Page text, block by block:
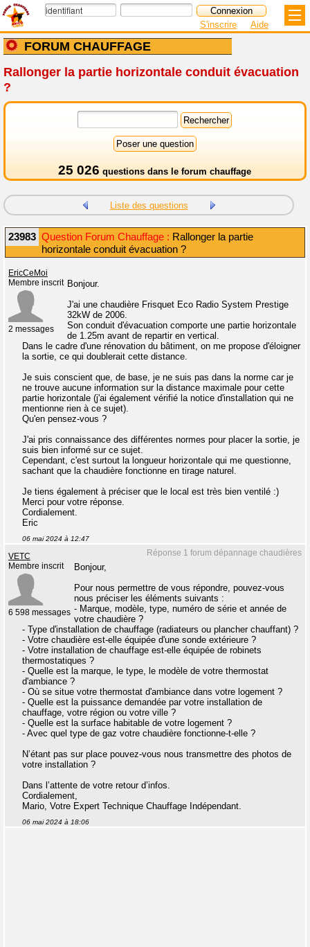
FORUM CHAUFFAGE
S'inscrire Aide
Rallonger la partie horizontale conduit évacuation
?
25 026 questions dans le forum chauffage
Liste des questions
23983 Question Forum Chauffage : Rallonger la partie
horizontale conduit évacuation ?
EricCeMoi
Membre inscrit
2 messages
Bonjour.
J'ai une chaudière Frisquet Eco Radio System Prestige
32kW de 2006.
Son conduit d'évacuation comporte une partie horizontale
de 1.25m avant de repartir en vertical.
Dans le cadre d'une rénovation du bâtiment, on me propose d'éloigner
la sortie, ce qui doublerait cette distance.
Je suis conscient que, de base, je ne suis pas dans la norme car je
ne trouve aucune information sur la distance maximale pour cette
partie horizontale (j'ai également vérifié la notice d'installation qui ne
mentionne rien à ce sujet).
Qu'en pensez-vous ?
J'ai pris connaissance des différentes normes pour placer la sortie, je
suis bien informé sur ce sujet.
Cependant, c'est surtout la longueur horizontale qui me questionne,
sachant que la chaudière fonctionne en tirage naturel.
Je tiens également à préciser que le local est très bien ventilé :)
Merci pour votre réponse.
Cordialement.
Eric
06 mai 2024 à 12:47
Réponse 1 forum dépannage chaudières
VETC
Membre inscrit
6 598 messages
Bonjour,
Pour nous permettre de vous répondre, pouvez-vous
nous préciser les éléments suivants :
- Marque, modèle, type, numéro de série et année de
votre chaudière ?
- Type d'installation de chauffage (radiateurs ou plancher chauffant) ?
- Votre chaudière est-elle équipée d'une sonde extérieure ?
- Votre installation de chauffage est-elle équipée de robinets
thermostatiques ?
- Quelle est la marque, le type, le modèle de votre thermostat
d'ambiance ?
- Où se situe votre thermostat d'ambiance dans votre logement ?
- Quelle est la puissance demandée par votre installation de
chauffage, votre région ou votre ville ?
- Quelle est la surface habitable de votre logement ?
- Avec quel type de gaz votre chaudière fonctionne-t-elle ?
N’étant pas sur place pouvez-vous nous transmettre des photos de
votre installation ?
Dans l’attente de votre retour d’infos.
Cordialement,
Mario, Votre Expert Technique Chauffage Indépendant.
06 mai 2024 à 18:06